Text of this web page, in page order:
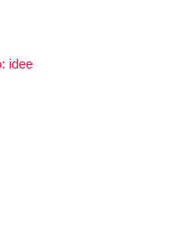
idee